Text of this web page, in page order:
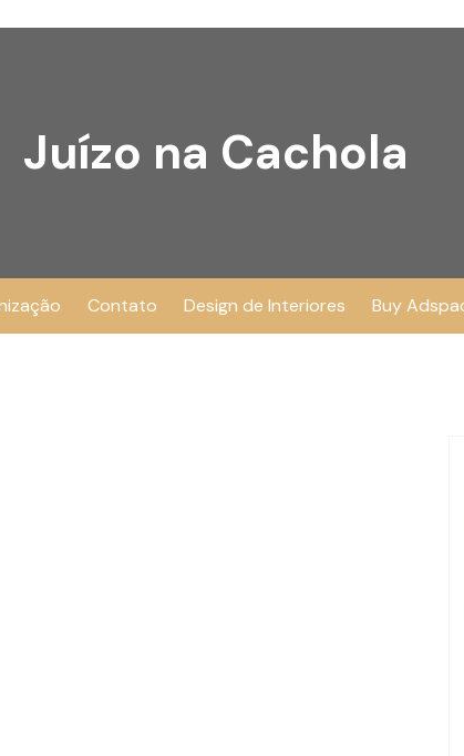
Juízo na Cachola
Contato Design de Interiores Buy